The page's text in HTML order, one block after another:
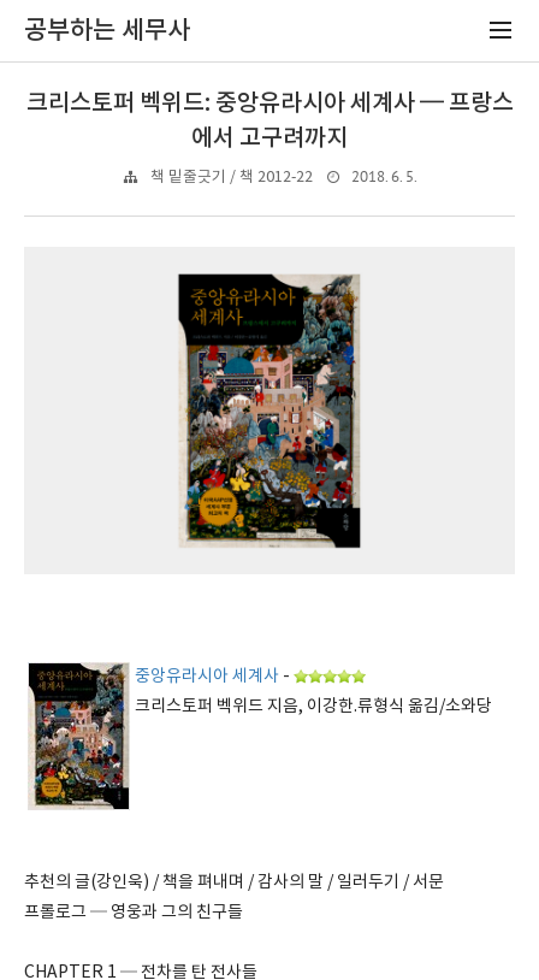
공부하는 세무사
크리스토퍼 벡위드: 중앙유라시아 세계사 ━ 프랑스
에서 고구려까지
책 밑줄긋기 / 책 2012-22 2018. 6. 5.
중앙유라시아 세계사 -
크리스토퍼 벡위드 지음, 이강한.류형식 옮김/소와당
추천의 글(강인욱) / 책을 펴내며 / 감사의 말 / 일러두기 / 서문
프롤로그 ─ 영웅과 그의 친구들
CHAPTER 1 ─ 전차를 탄 전사들